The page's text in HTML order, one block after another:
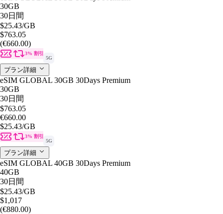
30GB
30日間
$25.43/GB
$763.05
(€660.00)
3% 割引
5G
プラン詳細
eSIM GLOBAL 30GB 30Days Premium
30GB
30日間
$763.05
€660.00
$25.43/GB
3% 割引
5G
プラン詳細
eSIM GLOBAL 40GB 30Days Premium
40GB
30日間
$25.43/GB
$1,017
(€880.00)